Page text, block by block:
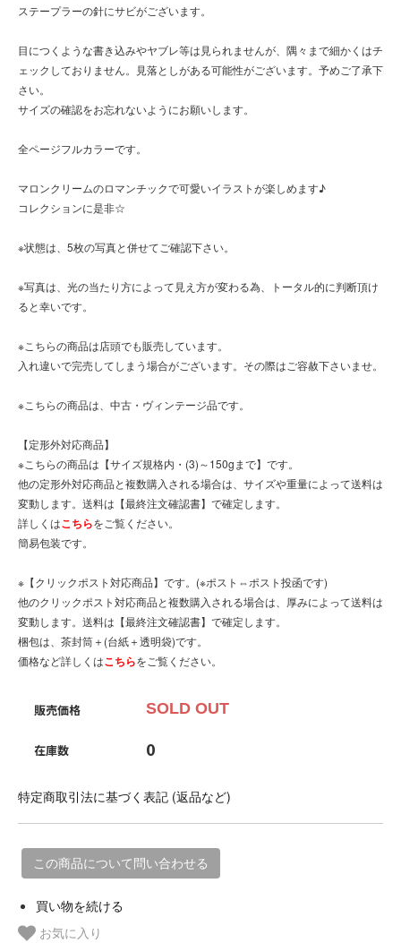
ステープラーの針にサビがございます。
目につくような書き込みやヤブレ等は見られませんが、隅々まで細かくはチ
ェックしておりません。見落としがある可能性がございます。予めご了承下
さい。
サイズの確認をお忘れないようにお願いします。
全ページフルカラーです。
マロンクリームのロマンチックで可愛いイラストが楽しめます♪
コレクションに是非☆
※状態は、5枚の写真と併せてご確認下さい。
※写真は、光の当たり方によって見え方が変わる為、トータル的に判断頂け
ると幸いです。
※こちらの商品は店頭でも販売しています。
入れ違いで完売してしまう場合がございます。その際はご容赦下さいませ。
※こちらの商品は、中古・ヴィンテージ品です。
【定形外対応商品】
※こちらの商品は【サイズ規格内・(3)～150gまで】です。
他の定形外対応商品と複数購入される場合は、サイズや重量によって送料は
変動します。送料は【最終注文確認書】で確定します。
詳しくはこちらをご覧ください。
簡易包装です。
※【クリックポスト対応商品】です。(※ポスト⇔ポスト投函です)
他のクリックポスト対応商品と複数購入される場合は、厚みによって送料は
変動します。送料は【最終注文確認書】で確定します。
梱包は、茶封筒＋(台紙＋透明袋)です。
価格など詳しくはこちらをご覧ください。
販売価格 SOLD OUT
在庫数 0
特定商取引法に基づく表記 (返品など)
この商品について問い合わせる
買い物を続ける
お気に入り